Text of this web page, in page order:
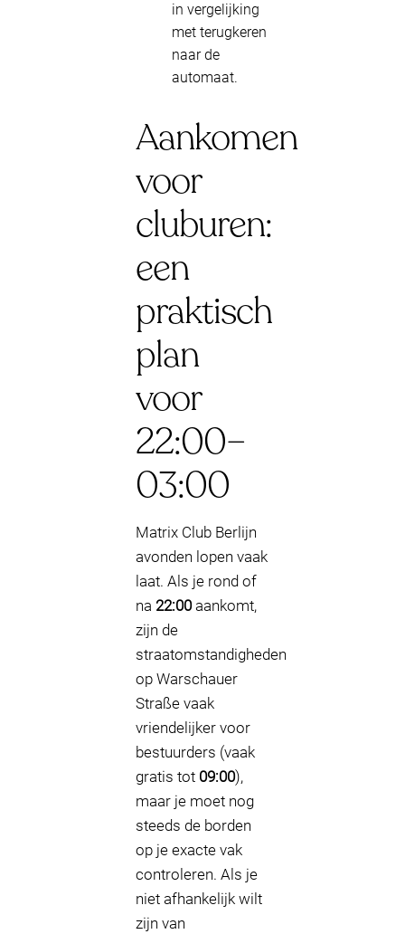
in vergelijking
met terugkeren
naar de
automaat.
Aankomen
voor
cluburen:
een
praktisch
plan
voor
22:00–
03:00
Matrix Club Berlijn
avonden lopen vaak
laat. Als je rond of
na 22:00aankomt,
zijn de
straatomstandigheden
op Warschauer
Straße vaak
vriendelijker voor
bestuurders (vaak
gratis tot 09:00),
maar je moet nog
steeds de borden
op je exacte vak
controleren. Als je
niet afhankelijk wilt
zijn van